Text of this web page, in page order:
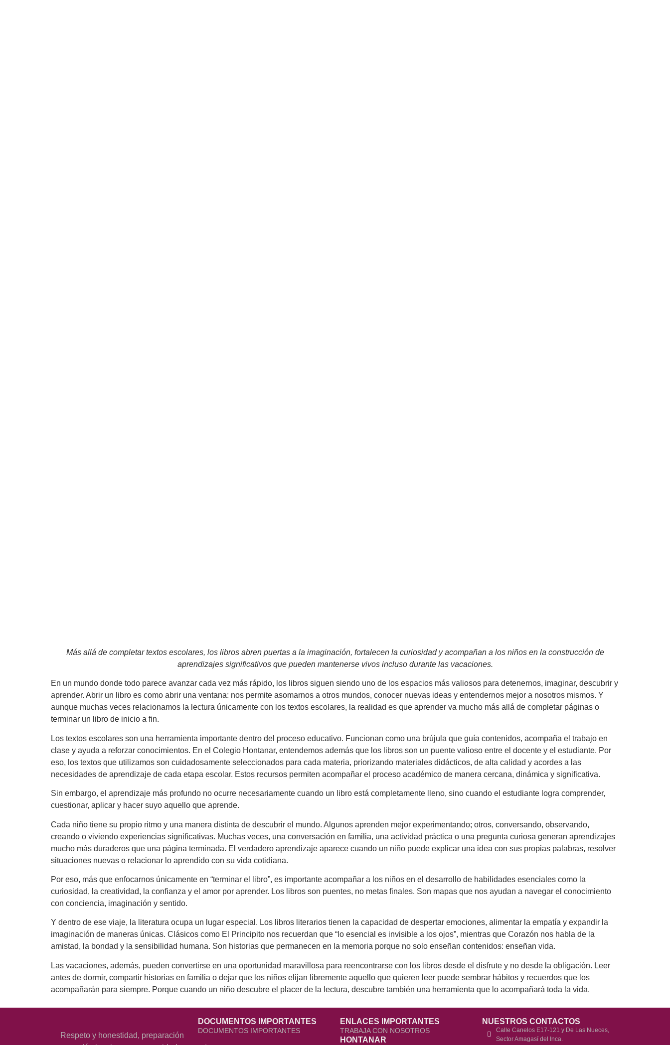
Más allá de completar textos escolares, los libros abren puertas a la imaginación, fortalecen la curiosidad y acompañan a los niños en la construcción de
aprendizajes significativos que pueden mantenerse vivos incluso durante las vacaciones.
En un mundo donde todo parece avanzar cada vez más rápido, los libros siguen siendo uno de los espacios más valiosos para detenernos, imaginar, descubrir y
aprender. Abrir un libro es como abrir una ventana: nos permite asomarnos a otros mundos, conocer nuevas ideas y entendernos mejor a nosotros mismos. Y
aunque muchas veces relacionamos la lectura únicamente con los textos escolares, la realidad es que aprender va mucho más allá de completar páginas o
terminar un libro de inicio a fin.
Los textos escolares son una herramienta importante dentro del proceso educativo. Funcionan como una brújula que guía contenidos, acompaña el trabajo en
clase y ayuda a reforzar conocimientos. En el Colegio Hontanar, entendemos además que los libros son un puente valioso entre el docente y el estudiante. Por
eso, los textos que utilizamos son cuidadosamente seleccionados para cada materia, priorizando materiales didácticos, de alta calidad y acordes a las
necesidades de aprendizaje de cada etapa escolar. Estos recursos permiten acompañar el proceso académico de manera cercana, dinámica y significativa.
Sin embargo, el aprendizaje más profundo no ocurre necesariamente cuando un libro está completamente lleno, sino cuando el estudiante logra comprender,
cuestionar, aplicar y hacer suyo aquello que aprende.
Cada niño tiene su propio ritmo y una manera distinta de descubrir el mundo. Algunos aprenden mejor experimentando; otros, conversando, observando,
creando o viviendo experiencias significativas. Muchas veces, una conversación en familia, una actividad práctica o una pregunta curiosa generan aprendizajes
mucho más duraderos que una página terminada. El verdadero aprendizaje aparece cuando un niño puede explicar una idea con sus propias palabras, resolver
situaciones nuevas o relacionar lo aprendido con su vida cotidiana.
Por eso, más que enfocarnos únicamente en “terminar el libro”, es importante acompañar a los niños en el desarrollo de habilidades esenciales como la
curiosidad, la creatividad, la confianza y el amor por aprender. Los libros son puentes, no metas finales. Son mapas que nos ayudan a navegar el conocimiento
con conciencia, imaginación y sentido.
Y dentro de ese viaje, la literatura ocupa un lugar especial. Los libros literarios tienen la capacidad de despertar emociones, alimentar la empatía y expandir la
imaginación de maneras únicas. Clásicos como El Principito nos recuerdan que “lo esencial es invisible a los ojos”, mientras que Corazón nos habla de la
amistad, la bondad y la sensibilidad humana. Son historias que permanecen en la memoria porque no solo enseñan contenidos: enseñan vida.
Las vacaciones, además, pueden convertirse en una oportunidad maravillosa para reencontrarse con los libros desde el disfrute y no desde la obligación. Leer
antes de dormir, compartir historias en familia o dejar que los niños elijan libremente aquello que quieren leer puede sembrar hábitos y recuerdos que los
acompañarán para siempre. Porque cuando un niño descubre el placer de la lectura, descubre también una herramienta que lo acompañará toda la vida.
Respeto y honestidad, preparación
DOCUMENTOS IMPORTANTES
DOCUMENTOS IMPORTANTES
ENLACES IMPORTANTES
TRABAJA CON NOSOTROS
HONTANAR
NUESTROS CONTACTOS
Calle Canelos E17-121 y De Las Nueces,
Sector Amagasí del Inca.